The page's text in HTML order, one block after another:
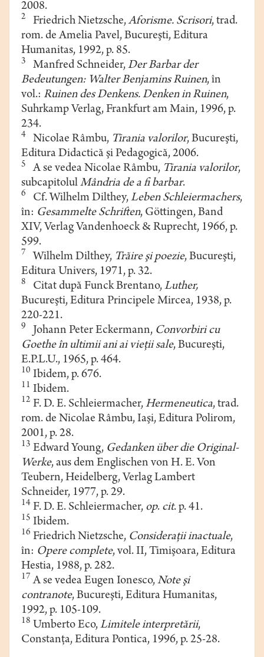
2008.
2 Friedrich Nietzsche,Aforisme. Scrisori, trad.
rom. de Amelia Pavel, Bucureşti, Editura
Humanitas, 1992, p. 85.
3 Manfred Schneider,Der Barbar der
Bedeutungen: Walter Benjamins Ruinen, în
vol.: Ruinen des Denkens. Denken in Ruinen,
Suhrkamp Verlag, Frankfurt am Main, 1996, p.
234.
4 Nicolae Râmbu, Tirania valorilor, Bucureşti,
Editura Didactică şi Pedagogică, 2006.
5 A se vedea Nicolae Râmbu, Tirania valorilor,
subcapitolulMândria de a fi barbar.
6 Cf. Wilhelm Dilthey,Leben Schleiermachers,
în: Gesammelte Schriften, Göttingen, Band
XIV, Verlag Vandenhoeck & Ruprecht, 1966, p.
599.
7 Wilhelm Dilthey, Trăire şi poezie, Bucureşti,
Editura Univers, 1971, p. 32.
8 Citat după Funck Brentano,Luther,
Bucureşti, Editura Principele Mircea, 1938, p.
220-221.
9 Johann Peter Eckermann, Convorbiri cu
Goethe în ultimii ani ai vieţii sale, Bucureşti,
E.P.L.U., 1965, p. 464.
10 Ibidem, p. 676.
11 Ibidem.
12 F. D. E. Schleiermacher,Hermeneutica, trad.
rom. de Nicolae Râmbu, Iaşi, Editura Polirom,
2001, p. 28.
13 Edward Young, Gedanken über die Original-
Werke, aus dem Englischen von H. E. Von
Teubern, Heidelberg, Verlag Lambert
Schneider, 1977, p. 29.
14 F. D. E. Schleiermacher, op. cit. p. 41.
15 Ibidem.
16 Friedrich Nietzsche, Consideraţii inactuale,
în: Opere complete, vol. II, Timişoara, Editura
Hestia, 1988, p. 282.
17 A se vedea Eugen Ionesco,Note şi
contranote, Bucureşti, Editura Humanitas,
1992, p. 105-109.
18 Umberto Eco,Limitele interpretării,
Constanţa, Editura Pontica, 1996, p. 25-28.